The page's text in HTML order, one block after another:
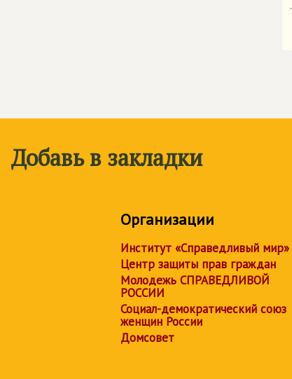
˙
Добавь в закладки
Организации
Институт «Справедливый мир»
Центр защиты прав граждан
Молодежь СПРАВЕДЛИВОЙ
РОССИИ
Социал-демократический союз
женщин России
Домсовет